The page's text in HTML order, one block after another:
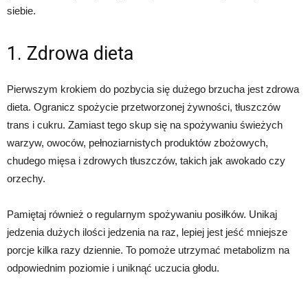
siebie.
1. Zdrowa dieta
Pierwszym krokiem do pozbycia się dużego brzucha jest zdrowa
dieta. Ogranicz spożycie przetworzonej żywności, tłuszczów
trans i cukru. Zamiast tego skup się na spożywaniu świeżych
warzyw, owoców, pełnoziarnistych produktów zbożowych,
chudego mięsa i zdrowych tłuszczów, takich jak awokado czy
orzechy.
Pamiętaj również o regularnym spożywaniu posiłków. Unikaj
jedzenia dużych ilości jedzenia na raz, lepiej jest jeść mniejsze
porcje kilka razy dziennie. To pomoże utrzymać metabolizm na
odpowiednim poziomie i uniknąć uczucia głodu.